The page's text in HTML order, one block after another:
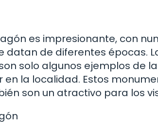
es impresionante, con
datan de diferentes épocas.
solo algunos ejemplos de
la localidad. Estos
son un atractivo para los